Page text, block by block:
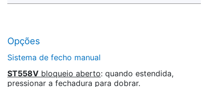
Opções
Sistema de fecho manual
ST558V bloqueio aberto: quando estendida,
pressionar a fechadura para dobrar.